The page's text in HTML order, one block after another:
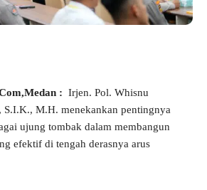
: Irjen. Pol. Whisnu
S.I.K., M.H. menekankan pentingnya
ujung tombak dalam membangun
efektif di tengah derasnya arus